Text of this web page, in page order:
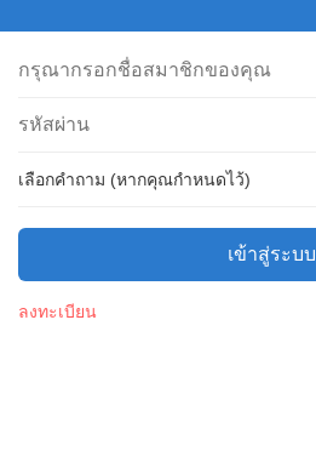
เลือกคำถาม (หากคุณกำหนดไว้)
เข้าสู่ระบบ
ลงทะเบียน